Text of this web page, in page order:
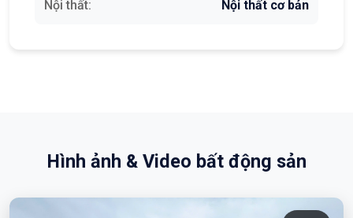
Nội thất: Nội thất cơ bản
Hình ảnh & Video bất động sản